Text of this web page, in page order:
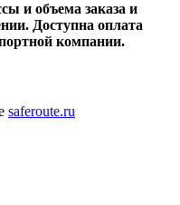
и объема заказа и
Доступна оплата
компании.
saferoute.ru